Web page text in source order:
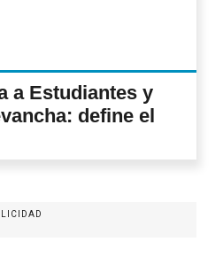
a Estudiantes y
define el